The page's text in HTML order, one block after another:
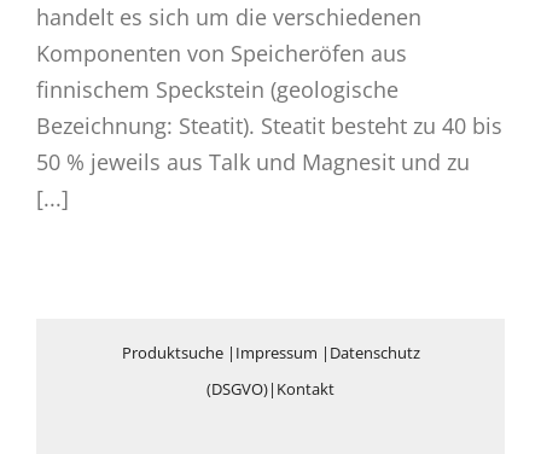
handelt es sich um die verschiedenen
Komponenten von Speicheröfen aus
finnischem Speckstein (geologische
Bezeichnung: Steatit). Steatit besteht zu 40 bis
50 % jeweils aus Talk und Magnesit und zu
[...]
Produktsuche| Impressum | Datenschutz
(DSGVO)| Kontakt